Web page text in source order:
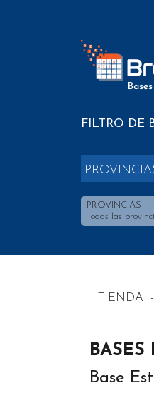
FILTRO DE
PROVINCIAS
Todas las
TIENDA -
BASES
Base